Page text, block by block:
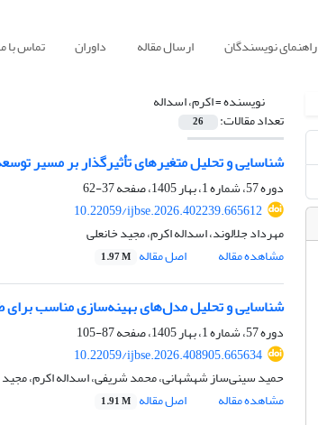
راهنمای نویسندگان ارسال مقاله داوران تماس با
نویسنده =اکرم، اسداله
تعداد مقالات: 26
شناسایی و تحلیل متغیرهای تأثیرگذار بر مسیر
دوره 57، شماره 1، بهار 1405، صفحه
37-62
10.22059/ijbse.2026.402239.665612
مهرداد جلالوند، اسداله اکرم، مجید خانعلی
مشاهده مقاله
اصل مقاله 1.97 M
شناسایی و تحلیل مدل‌های بهینه‌سازی مناسب
دوره 57، شماره 1، بهار 1405، صفحه
87-105
10.22059/ijbse.2026.408905.665634
حمید سینی‌ساز شهشهانی، محمد شریفی، اسداله اکرم، مجید
مشاهده مقاله
اصل مقاله 1.91 M